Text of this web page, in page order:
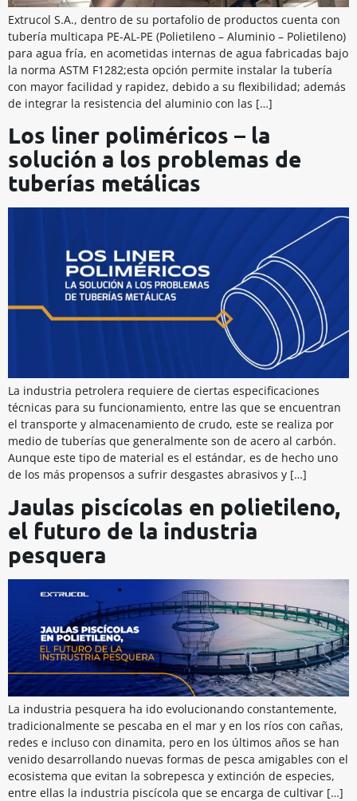
Extrucol S.A., dentro de su portafolio de productos cuenta con
tubería multicapa PE-AL-PE (Polietileno – Aluminio – Polietileno)
para agua fría, en acometidas internas de agua fabricadas bajo
la norma ASTM F1282;esta opción permite instalar la tubería
con mayor facilidad y rapidez, debido a su flexibilidad; además
de integrar la resistencia del aluminio con las […]
Los liner poliméricos – la
solución a los problemas de
tuberías metálicas
La industria petrolera requiere de ciertas especificaciones
técnicas para su funcionamiento, entre las que se encuentran
el transporte y almacenamiento de crudo, este se realiza por
medio de tuberías que generalmente son de acero al carbón.
Aunque este tipo de material es el estándar, es de hecho uno
de los más propensos a sufrir desgastes abrasivos y […]
Jaulas piscícolas en polietileno,
el futuro de la industria
pesquera
La industria pesquera ha ido evolucionando constantemente,
tradicionalmente se pescaba en el mar y en los ríos con cañas,
redes e incluso con dinamita, pero en los últimos años se han
venido desarrollando nuevas formas de pesca amigables con el
ecosistema que evitan la sobrepesca y extinción de especies,
entre ellas la industria piscícola que se encarga de cultivar […]